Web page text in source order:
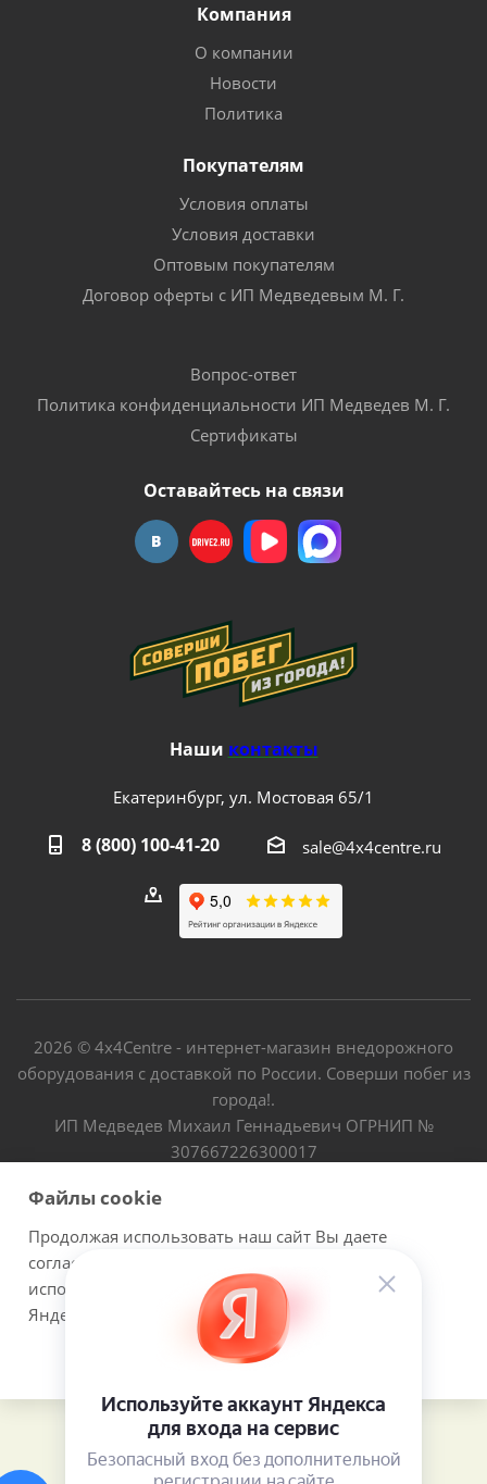
Компания
О компании
Новости
Политика
Покупателям
Условия оплаты
Условия доставки
Оптовым покупателям
Договор оферты с ИП Медведевым М. Г.
Вопрос-ответ
Политика конфиденциальности ИП Медведев М. Г.
Сертификаты
Оставайтесь на связи
Наши контакты
Екатеринбург, ул. Мостовая 65/1
8 (800) 100-41-20 sale@4x4centre.ru
2026 © 4х4Centre - интернет-магазин внедорожного
оборудования с доставкой по России. Соверши побег из
города!.
ИП Медведев Михаил Геннадьевич ОГРНИП №
307667226300017
Файлы cookie
Продолжая использовать наш сайт Вы даете
согласие на обработку файлов cookie и
использовании сервисов веб-аналитики
Яндекс.Метрика.
Принимаю Подробнее